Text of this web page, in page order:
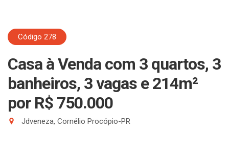
Código 278
Casa à Venda com 3 quartos, 3
banheiros, 3 vagas e 214m²
por R$ 750.000
Jdveneza, Cornélio Procópio-PR